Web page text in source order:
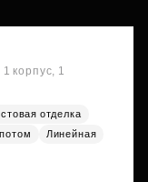
корпус, 1
отделка
Линейная